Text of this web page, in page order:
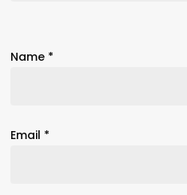
Name *
Email *